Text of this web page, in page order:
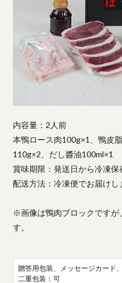
内容量：2人前
本鴨ロース肉100g×1、鴨皮
110g×2、だし醬油100ml×1
賞味期限：発送日から冷凍保
配送方法：冷凍便でお届けし
※画像は鴨肉ブロックですが
す。
贈答用包装、メッセージカード
二重包装：可